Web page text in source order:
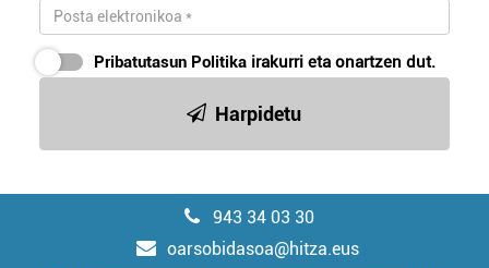
Pribatutasun Politika irakurri eta onartzen dut.
Harpidetu
943 34 03 30
oarsobidasoa@hitza.eus